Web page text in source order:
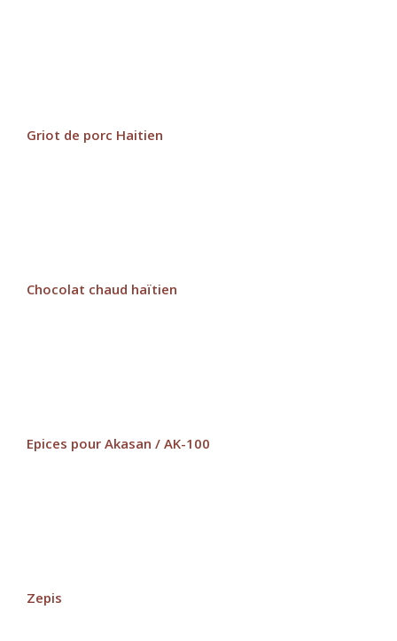
Griot de porc Haitien
Chocolat chaud haïtien
Epices pour Akasan / AK-100
Zepis